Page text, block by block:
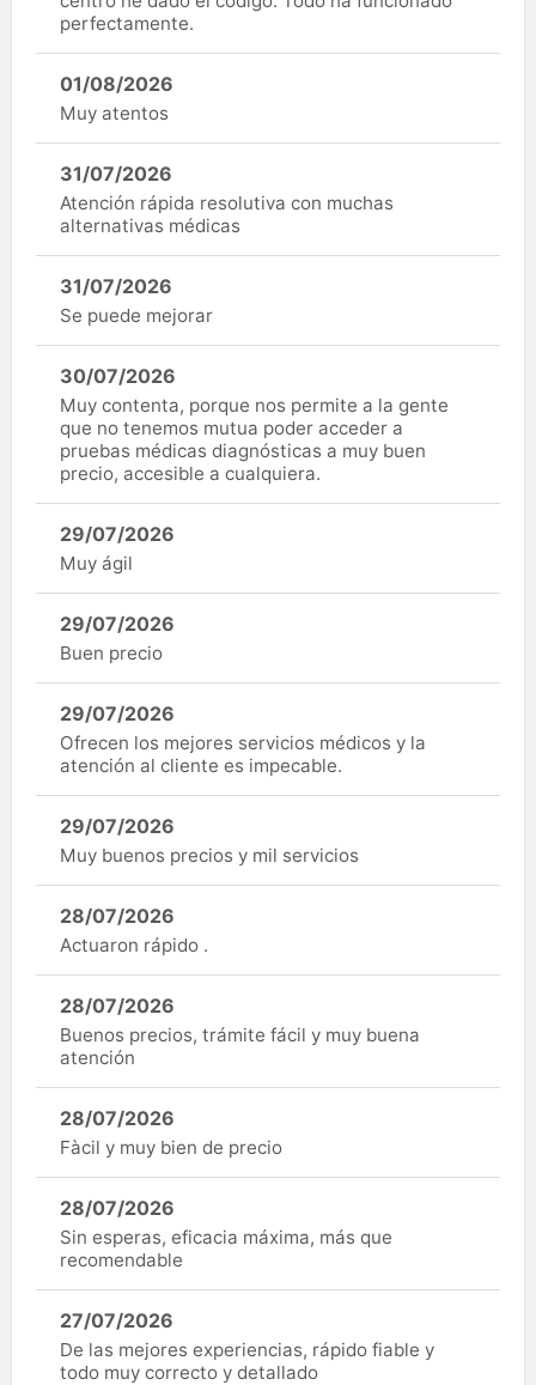
perfectamente.
01/08/2026
Muy atentos
31/07/2026
Atención rápida resolutiva con muchas
alternativas médicas
31/07/2026
Se puede mejorar
30/07/2026
Muy contenta, porque nos permite a la gente
que no tenemos mutua poder acceder a
pruebas médicas diagnósticas a muy buen
precio, accesible a cualquiera.
29/07/2026
Muy ágil
29/07/2026
Buen precio
29/07/2026
Ofrecen los mejores servicios médicos y la
atención al cliente es impecable.
29/07/2026
Muy buenos precios y mil servicios
28/07/2026
Actuaron rápido .
28/07/2026
Buenos precios, trámite fácil y muy buena
atención
28/07/2026
Fàcil y muy bien de precio
28/07/2026
Sin esperas, eficacia máxima, más que
recomendable
27/07/2026
De las mejores experiencias, rápido fiable y
todo muy correcto y detallado